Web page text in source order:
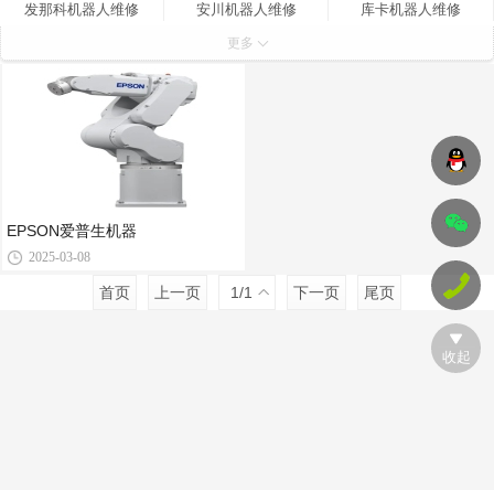
发那科机器人维修 安川机器人维修 库卡机器人维修
更多
EPSON爱普生机器
2025-03-08
首页 上一页 1/1 下一页 尾页
收起